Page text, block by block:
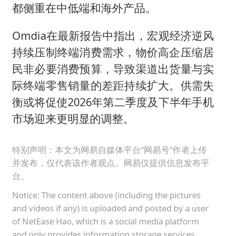
都侧重在中低端和海外产品。
Omdia在最新报告中指出，宏观经济逆风
持续压制终端消费需求，物价高企压缩居
民非必要消费预算，导致渠道出货量与实
际终端零售销量的差距持续扩大。供需失
衡或将促使2026年第二季度及下半年手机
市场迎来更明显的调整。
特别声明：本文为网易自媒体平台“网易号”作者上传
并发布，仅代表该作者观点。网易仅提供信息发布平
台。
Notice: The content above (including the pictures
and videos if any) is uploaded and posted by a user
of NetEase Hao, which is a social media platform